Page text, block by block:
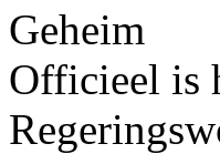
Geheim
Officieel is